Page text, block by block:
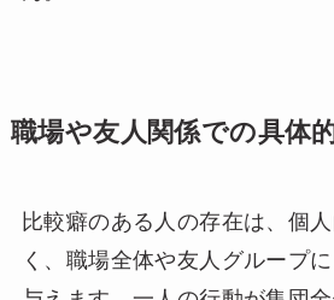
職場や友人関係での具体
比較癖のある人の存在は、個
く、職場全体や友人グループ